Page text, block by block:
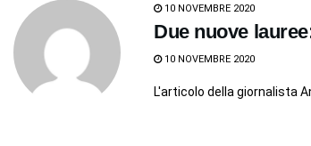
10 NOVEMBRE 2020
Due nuove
10 NOVEMBRE 2020
L'articolo della giornalista